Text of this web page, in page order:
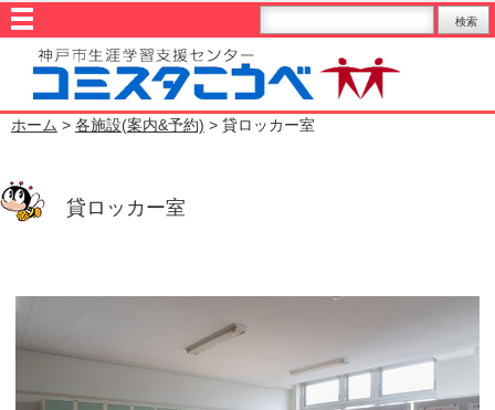
ホーム > 各施設(案内&予約) > 貸ロッカー室
貸ロッカー室